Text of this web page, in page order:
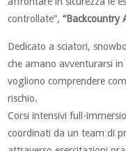
controllate”, “Backcountry
Dedicato a sciatori,
che amano avventurarsi
vogliono comprendere
rischio.
Corsi intensivi full-
coordinati da un team di